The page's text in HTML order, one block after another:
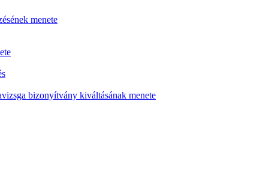
menete
bizonyítvány kiváltásának menete